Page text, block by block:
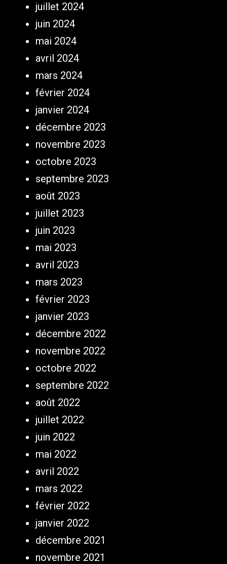
juillet 2024
juin 2024
mai 2024
avril 2024
mars 2024
février 2024
janvier 2024
décembre 2023
novembre 2023
octobre 2023
septembre 2023
août 2023
juillet 2023
juin 2023
mai 2023
avril 2023
mars 2023
février 2023
janvier 2023
décembre 2022
novembre 2022
octobre 2022
septembre 2022
août 2022
juillet 2022
juin 2022
mai 2022
avril 2022
mars 2022
février 2022
janvier 2022
décembre 2021
novembre 2021